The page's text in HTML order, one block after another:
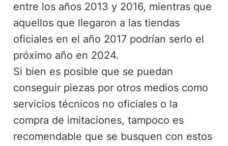
entre los años 2013 y 2016, mientras que
aquellos que llegaron a las tiendas
oficiales en el año 2017 podrían serlo el
próximo año en 2024.
Si bien es posible que se puedan
conseguir piezas por otros medios como
servicios técnicos no oficiales o la
compra de imitaciones, tampoco es
recomendable que se busquen con estos